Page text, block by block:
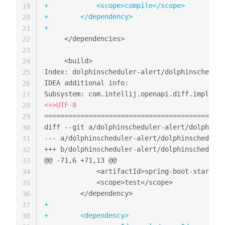
+
+
+
Index: dolphinscheduler-alert/
IDEA additional info:
<
@@ -71,6 +71,13 @@
+
+
19
20
21
22
23
24
25
26
27
28
29
30
31
32
33
34
35
36
37
38